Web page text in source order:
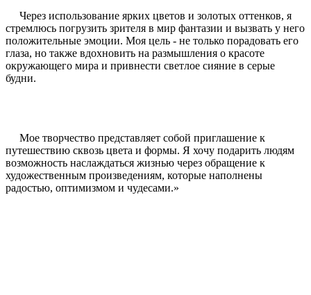
Через использование ярких цветов и золотых оттенков, я
стремлюсь погрузить зрителя в мир фантазии и вызвать у него
положительные эмоции. Моя цель - не только порадовать его
глаза, но также вдохновить на размышления о красоте
окружающего мира и привнести светлое сияние в серые
будни.
Мое творчество представляет собой приглашение к
путешествию сквозь цвета и формы. Я хочу подарить людям
возможность наслаждаться жизнью через обращение к
художественным произведениям, которые наполнены
радостью, оптимизмом и чудесами.»